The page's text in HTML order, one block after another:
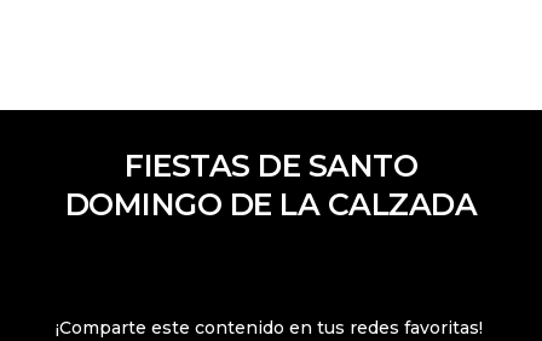
FIESTAS DE SANTO
DOMINGO DE LA CALZADA
¡Comparte este contenido en tus redes favoritas!